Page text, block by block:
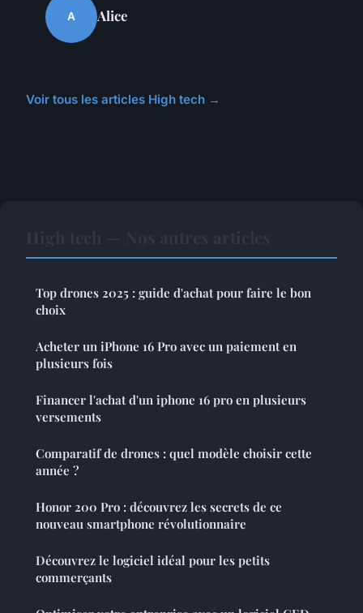
A Alice
Voir tous les articles High tech →
Top drones 2025 : guide d'achat pour faire le bon
choix
Acheter un iPhone 16 Pro avec un paiement en
plusieurs fois
Financer l'achat d'un iphone 16 pro en plusieurs
versements
Comparatif de drones : quel modèle choisir cette
année ?
Honor 200 Pro : découvrez les secrets de ce
nouveau smartphone révolutionnaire
Découvrez le logiciel idéal pour les petits
commerçants